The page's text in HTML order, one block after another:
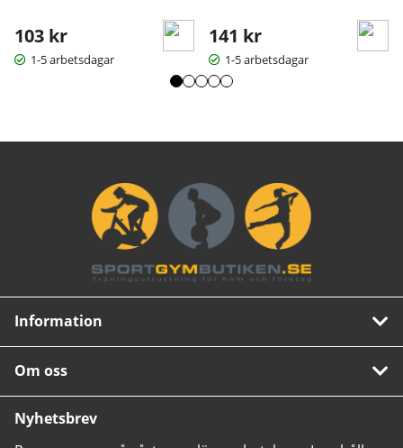
103 kr
1-5 arbetsdagar
141 kr
1-5 arbetsdagar
Information
Om oss
Nyhetsbrev